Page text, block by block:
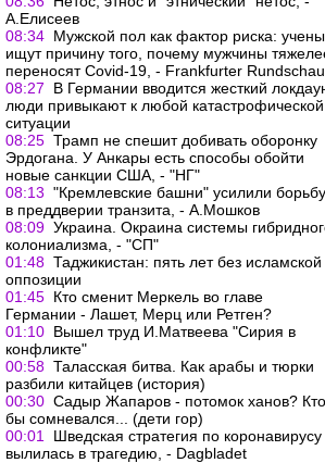
А.Елисеев
08:34 Мужской пол как фактор риска:
ищут причину того, почему мужчины
переносят Covid-19, - Frankfurter Rundschau
08:27
В Германии вводится жесткий
люди привыкают к любой катастрофической
ситуации
08:25 Трамп не спешит добивать оборонку
Эрдогана. У Анкары есть способы обойти
новые санкции США, - "НГ"
08:13 "Кремлевские башни" усилили борьбу
в преддверии транзита, - А.Мошков
08:09 Украина. Окраина системы
колониализма, - "СП"
01:48 Таджикистан: пять лет без исламской
оппозиции
01:45 Кто сменит Меркель во главе
Германии - Лашет, Мерц или Ретген?
01:10 Вышел труд И.Матвеева "Сирия в
конфликте"
00:58 Таласская битва. Как арабы и тюрки
разбили китайцев (история)
00:30 Садыр Жапаров - потомок ханов? Кто
бы сомневался... (дети гор)
00:01
Шведская стратегия по коронавирусу
вылилась в трагедию, - Dagbladet